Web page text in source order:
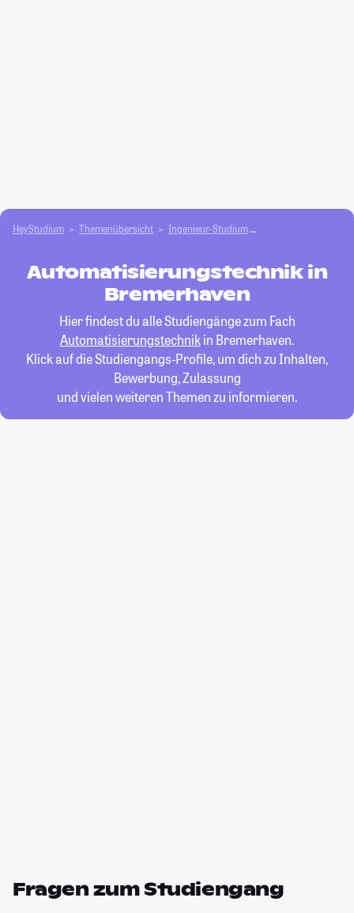
HeyStudium Themenübersicht Ingenieur-Studium
Automatisierungstechnik in
Bremerhaven
Hier findest du alle Studiengänge zum Fach
Automatisierungstechnikin Bremerhaven.
Klick auf die Studiengangs-Profile, um dich zu Inhalten,
Bewerbung, Zulassung
und vielen weiteren Themen zu informieren.
Fragen zum Studiengang